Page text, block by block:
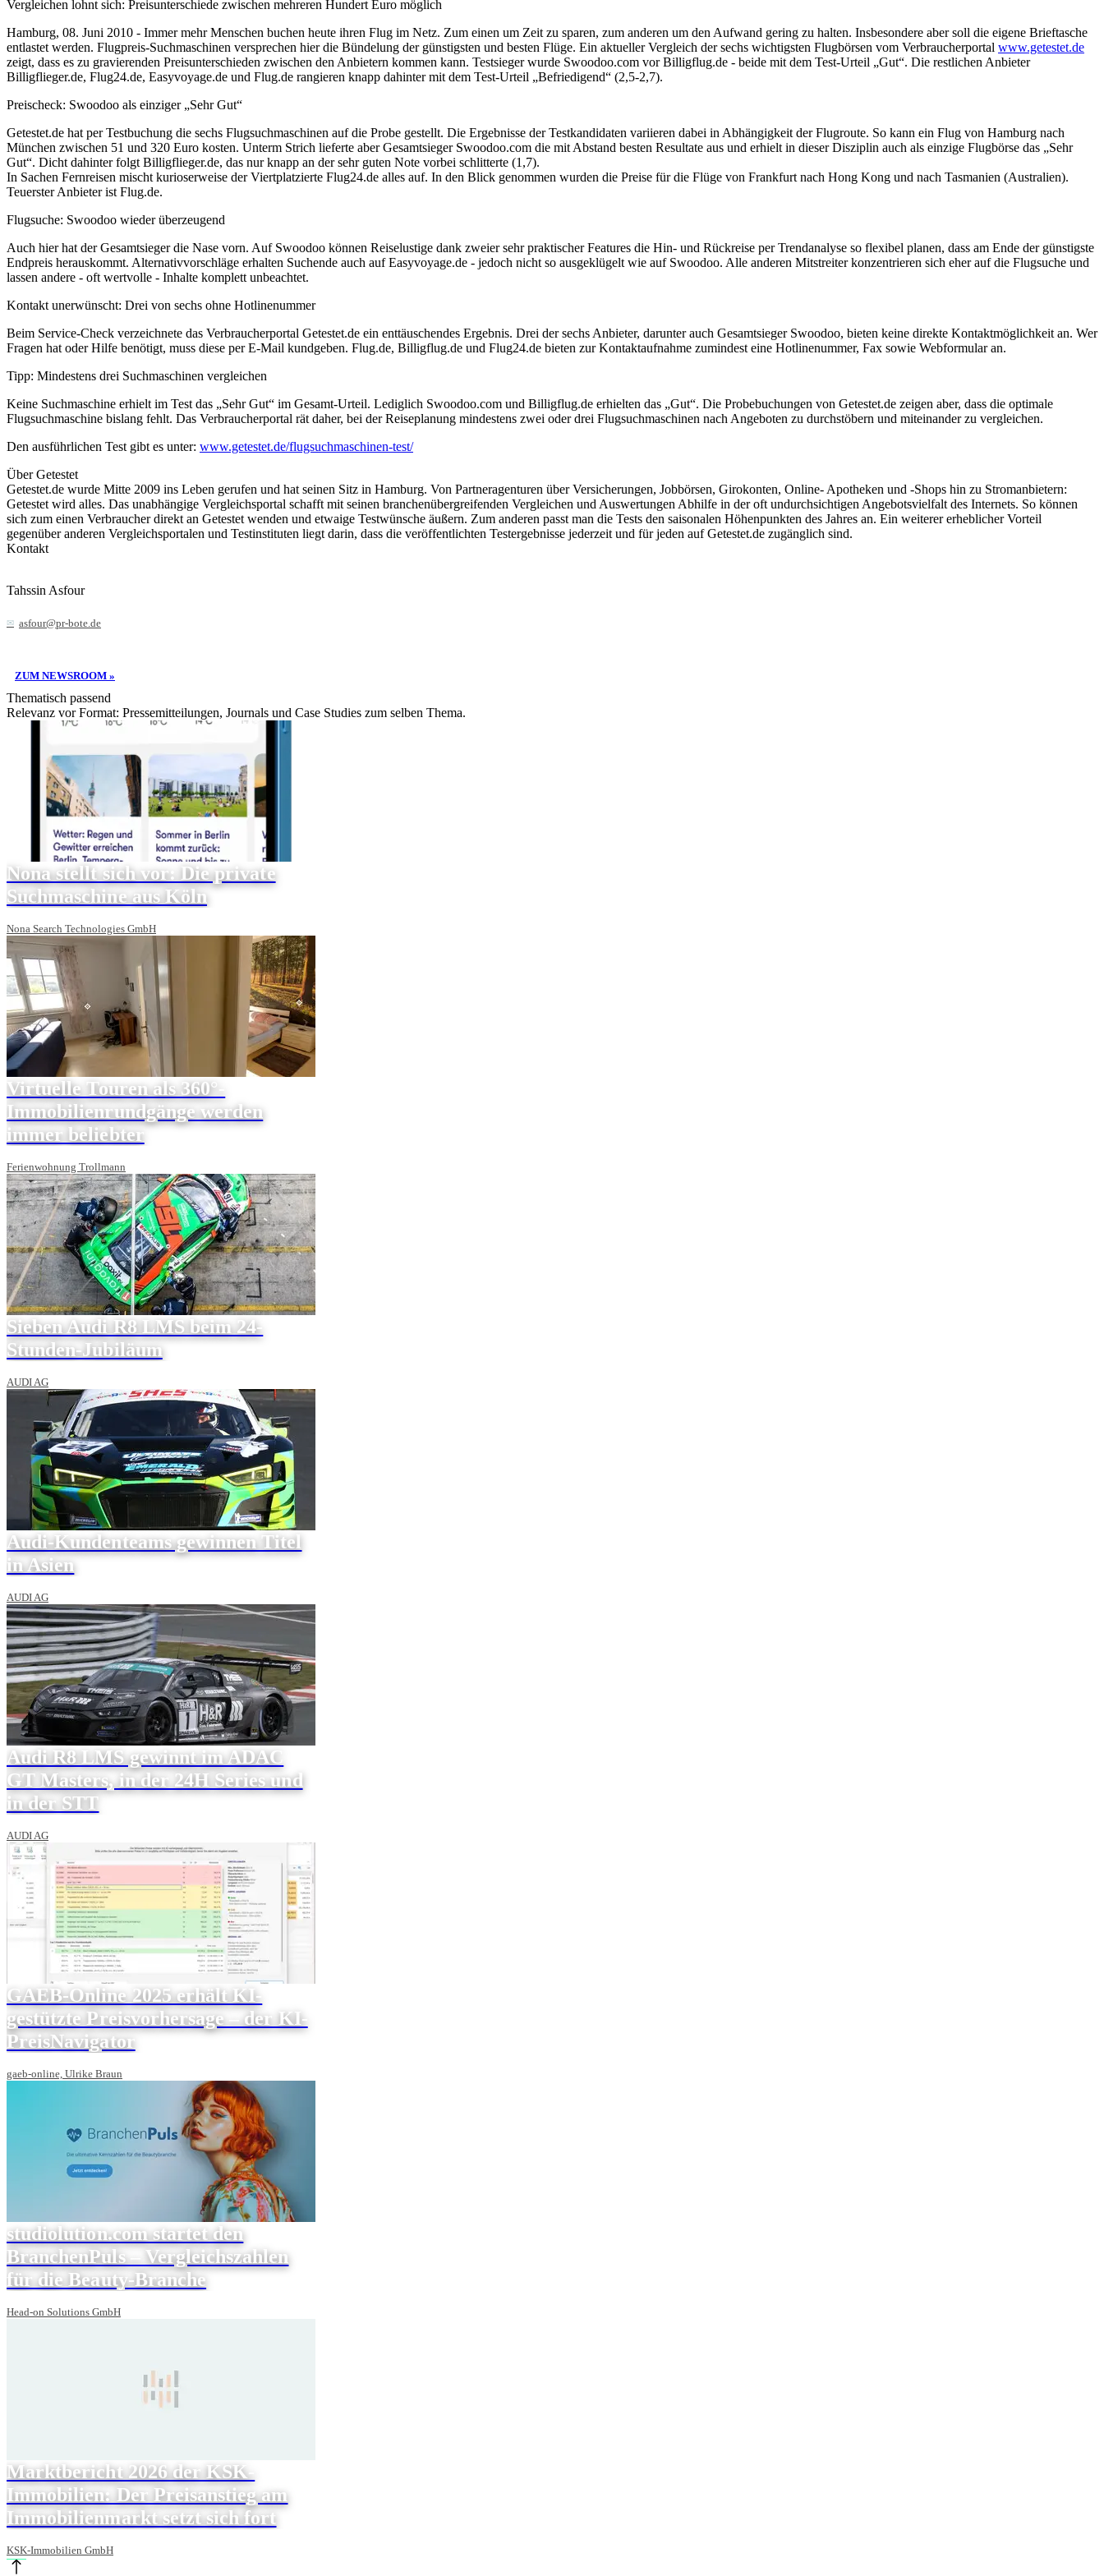
Vergleichen lohnt sich: Preisunterschiede zwischen mehreren Hundert Euro möglich
Hamburg, 08. Juni 2010 - Immer mehr Menschen buchen heute ihren Flug im Netz. Zum einen um Zeit zu sparen, zum anderen um den Aufwand gering zu halten. Insbesondere aber soll die eigene Brieftasche
entlastet werden. Flugpreis-Suchmaschinen versprechen hier die Bündelung der günstigsten und besten Flüge. Ein aktueller Vergleich der sechs wichtigsten Flugbörsen vom Verbraucherportal www.getestet.de
zeigt, dass es zu gravierenden Preisunterschieden zwischen den Anbietern kommen kann. Testsieger wurde Swoodoo.com vor Billigflug.de - beide mit dem Test-Urteil „Gut“. Die restlichen Anbieter
Billigflieger.de, Flug24.de, Easyvoyage.de und Flug.de rangieren knapp dahinter mit dem Test-Urteil „Befriedigend“ (2,5-2,7).
Preischeck: Swoodoo als einziger „Sehr Gut“
Getestet.de hat per Testbuchung die sechs Flugsuchmaschinen auf die Probe gestellt. Die Ergebnisse der Testkandidaten variieren dabei in Abhängigkeit der Flugroute. So kann ein Flug von Hamburg nach
München zwischen 51 und 320 Euro kosten. Unterm Strich lieferte aber Gesamtsieger Swoodoo.com die mit Abstand besten Resultate aus und erhielt in dieser Disziplin auch als einzige Flugbörse das „Sehr
Gut“. Dicht dahinter folgt Billigflieger.de, das nur knapp an der sehr guten Note vorbei schlitterte (1,7).
In Sachen Fernreisen mischt kurioserweise der Viertplatzierte Flug24.de alles auf. In den Blick genommen wurden die Preise für die Flüge von Frankfurt nach Hong Kong und nach Tasmanien (Australien).
Teuerster Anbieter ist Flug.de.
Flugsuche: Swoodoo wieder überzeugend
Auch hier hat der Gesamtsieger die Nase vorn. Auf Swoodoo können Reiselustige dank zweier sehr praktischer Features die Hin- und Rückreise per Trendanalyse so flexibel planen, dass am Ende der günstigste
Endpreis herauskommt. Alternativvorschläge erhalten Suchende auch auf Easyvoyage.de - jedoch nicht so ausgeklügelt wie auf Swoodoo. Alle anderen Mitstreiter konzentrieren sich eher auf die Flugsuche und
lassen andere - oft wertvolle - Inhalte komplett unbeachtet.
Kontakt unerwünscht: Drei von sechs ohne Hotlinenummer
Beim Service-Check verzeichnete das Verbraucherportal Getestet.de ein enttäuschendes Ergebnis. Drei der sechs Anbieter, darunter auch Gesamtsieger Swoodoo, bieten keine direkte Kontaktmöglichkeit an. Wer
Fragen hat oder Hilfe benötigt, muss diese per E-Mail kundgeben. Flug.de, Billigflug.de und Flug24.de bieten zur Kontaktaufnahme zumindest eine Hotlinenummer, Fax sowie Webformular an.
Tipp: Mindestens drei Suchmaschinen vergleichen
Keine Suchmaschine erhielt im Test das „Sehr Gut“ im Gesamt-Urteil. Lediglich Swoodoo.com und Billigflug.de erhielten das „Gut“. Die Probebuchungen von Getestet.de zeigen aber, dass die optimale
Flugsuchmaschine bislang fehlt. Das Verbraucherportal rät daher, bei der Reiseplanung mindestens zwei oder drei Flugsuchmaschinen nach Angeboten zu durchstöbern und miteinander zu vergleichen.
Den ausführlichen Test gibt es unter: www.getestet.de/flugsuchmaschinen-test/
Über Getestet
Getestet.de wurde Mitte 2009 ins Leben gerufen und hat seinen Sitz in Hamburg. Von Partneragenturen über Versicherungen, Jobbörsen, Girokonten, Online- Apotheken und -Shops hin zu Stromanbietern:
Getestet wird alles. Das unabhängige Vergleichsportal schafft mit seinen branchenübergreifenden Vergleichen und Auswertungen Abhilfe in der oft undurchsichtigen Angebotsvielfalt des Internets. So können
sich zum einen Verbraucher direkt an Getestet wenden und etwaige Testwünsche äußern. Zum anderen passt man die Tests den saisonalen Höhenpunkten des Jahres an. Ein weiterer erheblicher Vorteil
gegenüber anderen Vergleichsportalen und Testinstituten liegt darin, dass die veröffentlichten Testergebnisse jederzeit und für jeden auf Getestet.de zugänglich sind.
Kontakt
Tahssin Asfour
asfour@pr-bote.de
ZUM NEWSROOM »
Thematisch passend
Relevanz vor Format: Pressemitteilungen, Journals und Case Studies zum selben Thema.
Nona stellt sich vor: Die private
Suchmaschine aus Köln
Nona Search Technologies GmbH
Virtuelle Touren als 360°-
Immobilienrundgänge werden
immer beliebter
Ferienwohnung Trollmann
Sieben Audi R8 LMS beim 24-
Stunden-Jubiläum
AUDI AG
Audi-Kundenteams gewinnen Titel
in Asien
AUDI AG
Audi R8 LMS gewinnt im ADAC
GT Masters, in der 24H Series und
in der STT
AUDI AG
GAEB-Online 2025 erhält KI-
gestützte Preisvorhersage – der KI-
PreisNavigator
gaeb-online, Ulrike Braun
studiolution.com startet den
BranchenPuls – Vergleichszahlen
für die Beauty-Branche
Head-on Solutions GmbH
Marktbericht 2026 der KSK-
Immobilien: Der Preisanstieg am
Immobilienmarkt setzt sich fort
KSK-Immobilien GmbH